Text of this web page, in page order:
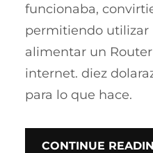
funcionaba,
permitiendo utilizar
alimentar un
internet. diez
para lo que hace.
CONTINUE